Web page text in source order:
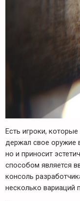
Есть игроки,
держал свое оружие
но и приносит
способом является
консоль
несколько вариаций